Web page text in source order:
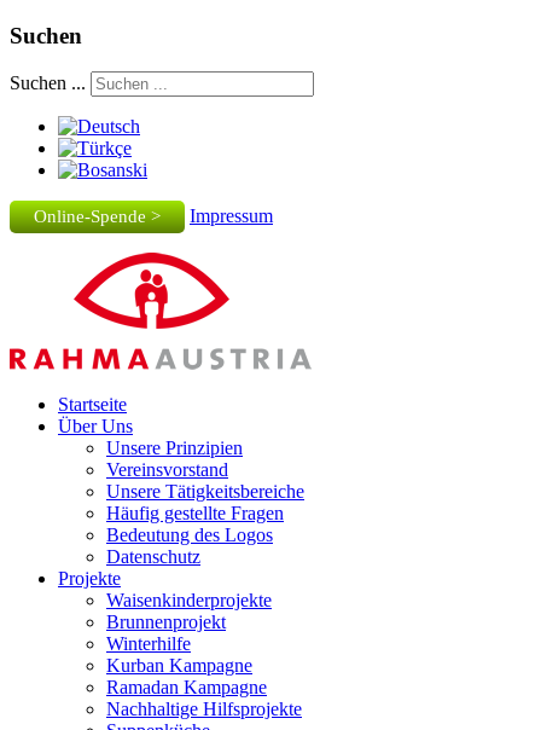
Suchen
Suchen ...
Online-Spende > Impressum
Startseite
Über Uns
Unsere Prinzipien
Vereinsvorstand
Unsere Tätigkeitsbereiche
Häufig gestellte Fragen
Bedeutung des Logos
Datenschutz
Projekte
Waisenkinderprojekte
Brunnenprojekt
Winterhilfe
Kurban Kampagne
Ramadan Kampagne
Nachhaltige Hilfsprojekte